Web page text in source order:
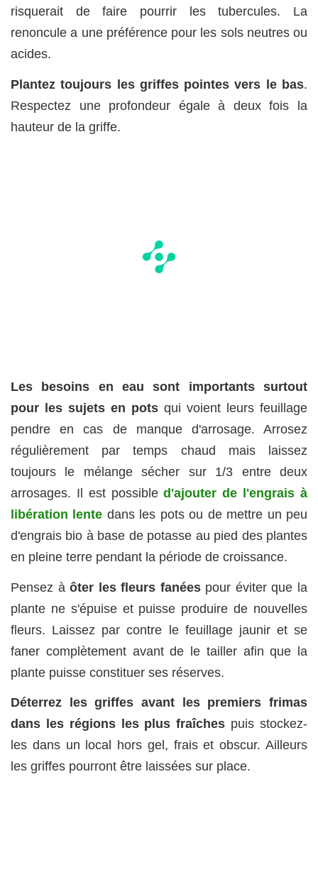
risquerait de faire pourrir les tubercules. La
renoncule a une préférence pour les sols neutres ou
acides.
Plantez toujours les griffes pointes vers le bas.
Respectez une profondeur égale à deux fois la
hauteur de la griffe.
Les besoins en eau sont importants surtout
pour les sujets en pots qui voient leurs feuillage
pendre en cas de manque d'arrosage. Arrosez
régulièrement par temps chaud mais laissez
toujours le mélange sécher sur 1/3 entre deux
arrosages. Il est possibled'ajouter de l'engrais à
libération lente dans les pots ou de mettre un peu
d'engrais bio à base de potasse au pied des plantes
en pleine terre pendant la période de croissance.
Pensez àôter les fleurs fanéespour éviter que la
plante ne s'épuise et puisse produire de nouvelles
fleurs. Laissez par contre le feuillage jaunir et se
faner complètement avant de le tailler afin que la
plante puisse constituer ses réserves.
Déterrez les griffes avant les premiers frimas
dans les régions les plus fraîches puis stockez-
les dans un local hors gel, frais et obscur. Ailleurs
les griffes pourront être laissées sur place.